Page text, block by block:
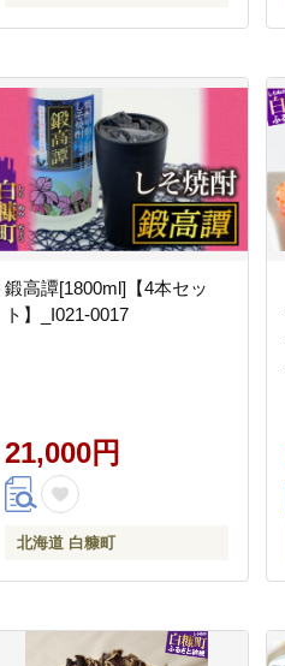
鍛高譚[1800ml]【4本セッ
ト】_I021-0017
21,000円
北海道 白糠町